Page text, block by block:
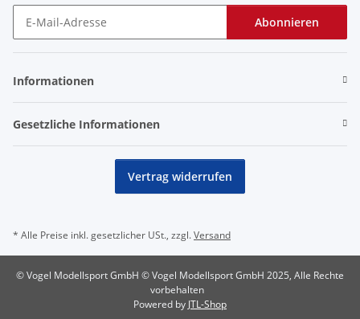
Abonnieren
Informationen
Gesetzliche Informationen
Vertrag widerrufen
* Alle Preise inkl. gesetzlicher USt., zzgl.Versand
© Vogel Modellsport GmbH © Vogel Modellsport GmbH 2025, Alle Rechte
vorbehalten
Powered by JTL-Shop